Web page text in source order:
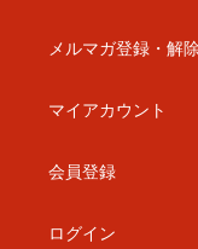
メルマガ登録・解除
マイアカウント
会員登録
ログイン